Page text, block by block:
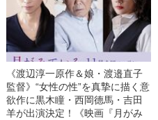
《渡辺淳一原作＆娘・渡邉直子
監督》“女性の性”を真摯に描く意
欲作に黒木瞳・西岡德馬・吉田
羊が出演決定！《映画『月がみ